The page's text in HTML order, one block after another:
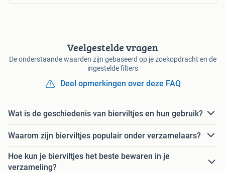
Veelgestelde vragen
De onderstaande waarden zijn gebaseerd op je zoekopdracht en de
ingestelde filters
Deel opmerkingen over deze FAQ
Wat is de geschiedenis van bierviltjes en hun gebruik?
Waarom zijn bierviltjes populair onder verzamelaars?
Hoe kun je bierviltjes het beste bewaren in je
verzameling?